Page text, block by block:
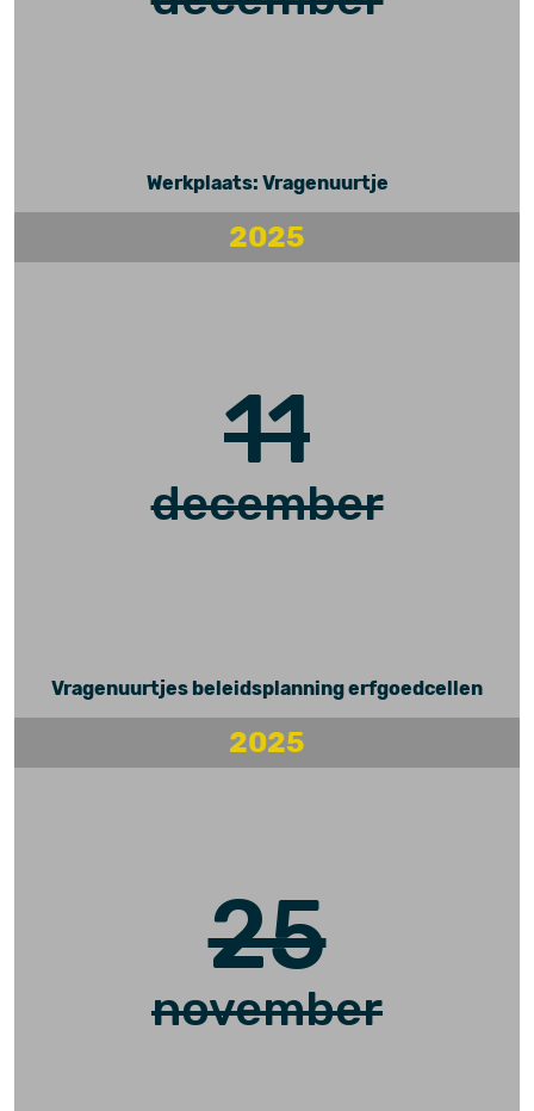
Werkplaats: Vragenuurtje
2025
11
december
Vragenuurtjes beleidsplanning erfgoedcellen
2025
25
november